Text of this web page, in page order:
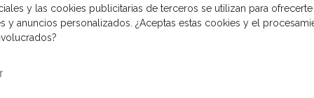
Añadir Al Carrito
TUMBATORRES PLUS - AZUL
GRANDE
60,00 €
Añadir Al Carrito
PIRÁMIDE TUMBATORRES
y las cookies publicitarias de terceros se utilizan para
y anuncios personalizados. ¿Aceptas estas cookies y el